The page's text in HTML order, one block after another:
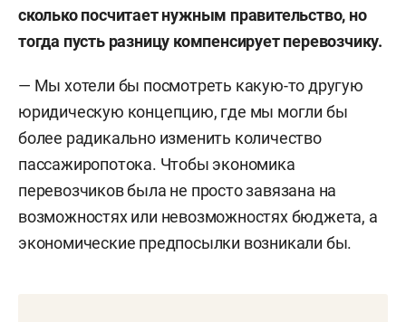
сколько посчитает нужным правительство, но
тогда пусть разницу компенсирует перевозчику.
— Мы хотели бы посмотреть какую-то другую
юридическую концепцию, где мы могли бы
более радикально изменить количество
пассажиропотока. Чтобы экономика
перевозчиков была не просто завязана на
возможностях или невозможностях бюджета, а
экономические предпосылки возникали бы.